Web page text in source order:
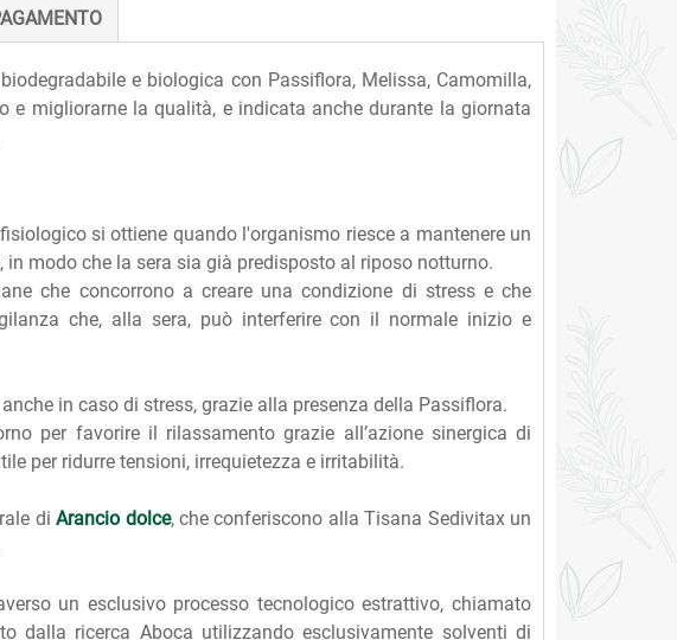
e biologica con Passiflora, Melissa, Camomilla,
migliorarne la qualità, e indicata anche durante la giornata
si ottiene quando l'organismo riesce a mantenere un
modo che la sera sia già predisposto al riposo notturno.
che concorrono a creare una condizione di stress e che
che, alla sera, può interferire con il normale inizio e
in caso di stress, grazie alla presenza della Passiflora.
per favorire il rilassamento grazie all’azione sinergica di
per ridurre tensioni, irrequietezza e irritabilità.
diArancio dolce, che conferiscono alla Tisana Sedivitax un
un esclusivo processo tecnologico estrattivo, chiamato
dalla ricerca Aboca utilizzando esclusivamente solventi di